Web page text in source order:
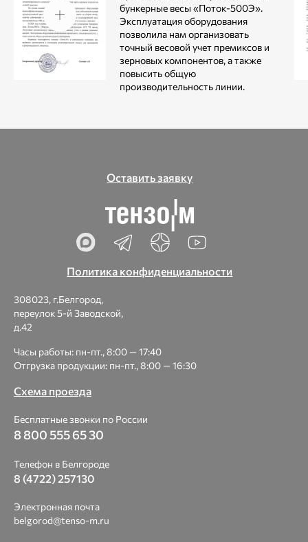
бункерные весы «Поток-500Э».
Эксплуатация оборудования
позволила нам организовать
точный весовой учет премиксов и
зерновых компонентов, а также
повысить общую
производительность линии.
Оставить заявку
Политика конфиденциальности
308023, г.Белгород,
переулок 5-й Заводской,
д.42
Часы работы: пн-пт., 8:00 — 17:40
Отгрузка продукции: пн-пт., 8:00 — 16:30
Схема проезда
Бесплатные звонки по России
8 800 555 65 30
Телефон в Белгороде
8 (4722) 257130
Электронная почта
belgorod@tenso-m.ru